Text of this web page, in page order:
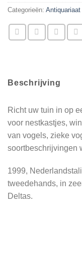
Categorieën:
Beschrijving
Richt uw tuin in op
voor nestkastjes,
van vogels, zieke
soortbeschrijvingen
1999,
tweedehands, in
Deltas.